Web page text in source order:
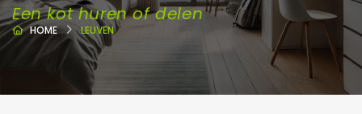
Een kot huren of delen
HOME LEUVEN